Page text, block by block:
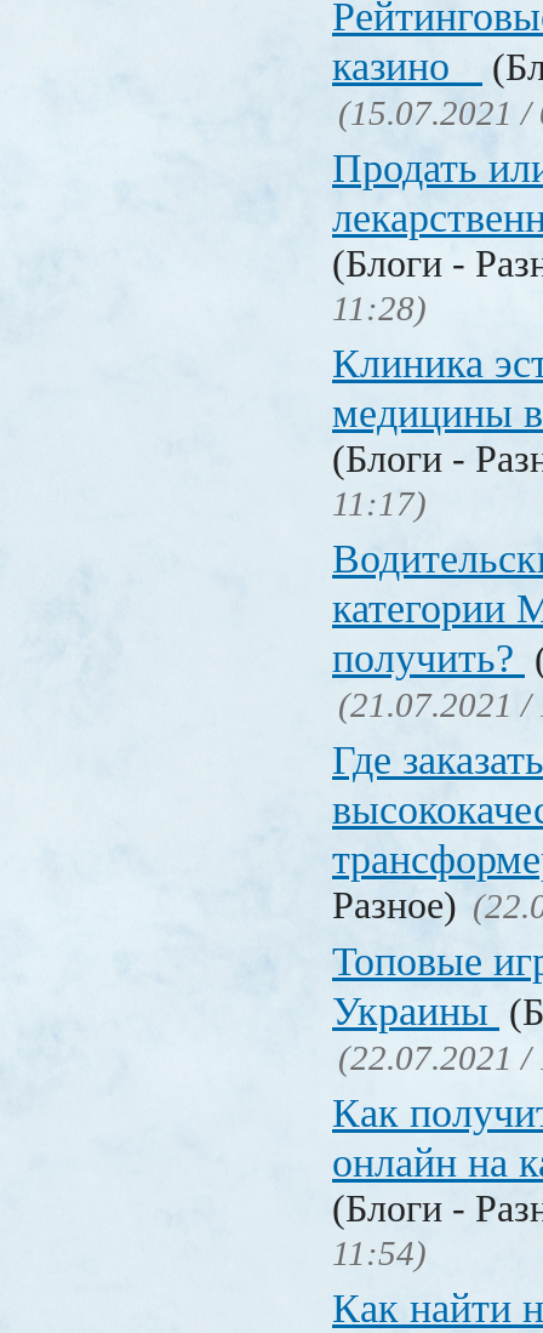
казино
(15.07.2021 /
Продать
(Блоги -
11:28)
Клиника
медицины
(Блоги -
11:17)
категории
получить?
(21.07.2021 /
Где заказать
Разное)
Топовые
Украины
(22.07.2021 /
Как
онлайн на
(Блоги -
11:54)
Как найти